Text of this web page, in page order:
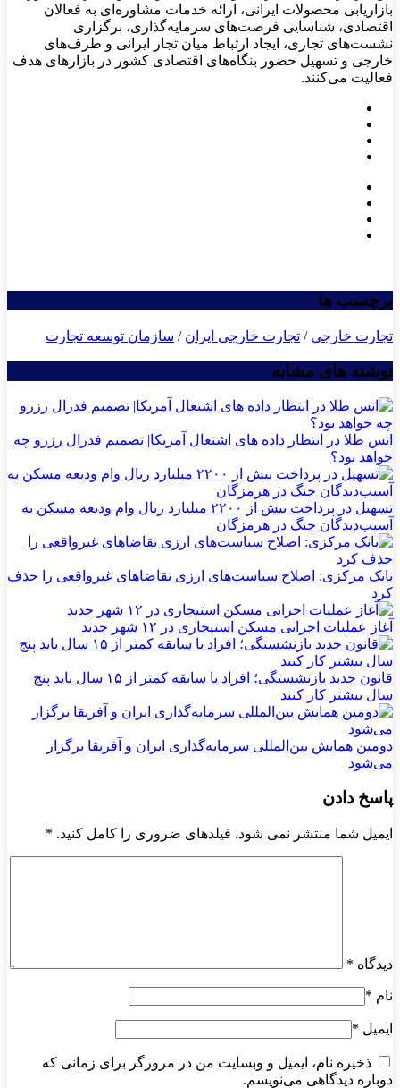
بازاریابی محصولات ایرانی، ارائه خدمات مشاوره‌ای به فعالان
اقتصادی، شناسایی فرصت‌های سرمایه‌گذاری، برگزاری
نشست‌های تجاری، ایجاد ارتباط میان تجار ایرانی و طرف‌های
خارجی و تسهیل حضور بنگاه‌های اقتصادی کشور در بازارهای هدف
فعالیت می‌کنند.
برچسب ها
تجارت خارجی / تجارت خارجی ایران / سازمان توسعه تجارت
نوشته های مشابه
انس طلا در انتظار داده های اشتغال آمریکا| تصمیم فدرال رزرو چه
خواهد بود؟
تسهیل در پرداخت بیش از ۲۲۰۰ میلیارد ریال وام ودیعه مسکن به
آسیب‌دیدگان جنگ در هرمزگان
بانک مرکزی: اصلاح سیاست‌های ارزی تقاضاهای غیرواقعی را حذف
کرد
آغاز عملیات اجرایی مسکن استیجاری در ۱۲ شهر جدید
قانون جدید بازنشستگی؛ افراد با سابقه کمتر از ۱۵ سال باید پنج
سال بیشتر کار کنند
دومین همایش بین‌المللی سرمایه‌گذاری ایران و آفریقا برگزار
می‌شود
پاسخ دادن
ایمیل شما منتشر نمی شود. فیلدهای ضروری را کامل کنید. *
دیدگاه *
نام *
ایمیل *
ذخیره نام، ایمیل و وبسایت من در مرورگر برای زمانی که
دوباره دیدگاهی می‌نویسم.